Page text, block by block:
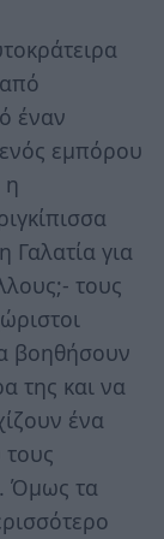
έναν
εμπόρου
η
Γαλατία για
τους
βοηθήσουν
της και να
ένα
τους
Όμως τα